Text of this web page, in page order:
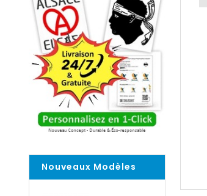
Nouveaux Modèles